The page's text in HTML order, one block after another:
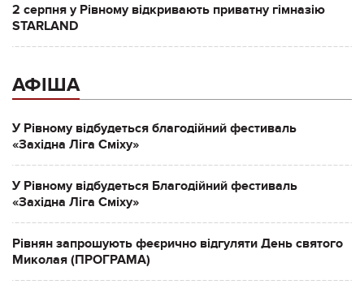
2 серпня у Рівному відкривають приватну гімназію
STARLAND
АФІША
У Рівному відбудеться благодійний фестиваль
«Західна Ліга Сміху»
У Рівному відбудеться Благодійний фестиваль
«Західна Ліга Сміху»
Рівнян запрошують феєрично відгуляти День святого
Миколая (ПРОГРАМА)